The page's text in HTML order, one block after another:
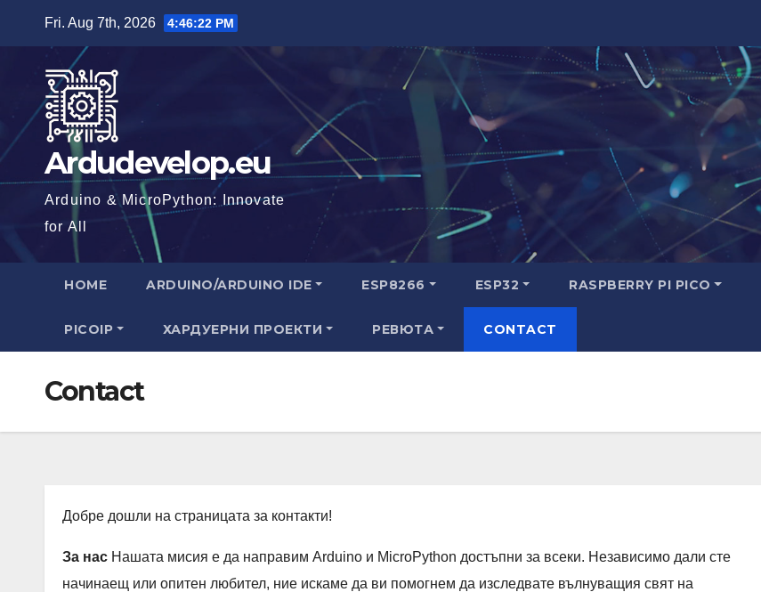
Fri. Aug 7th, 2026 4:46:23 PM
Ardudevelop.eu
Arduino & MicroPython: Innovate
for All
HOME ARDUINO/ARDUINO IDE ESP8266 ESP32 RASPBERRY PI PICO
PICOIP ХАРДУЕРНИ ПРОЕКТИ РЕВЮТА CONTACT
Contact
Добре дошли на страницата за контакти!
За нас Нашата мисия е да направим Arduino и MicroPython достъпни за всеки. Независимо дали сте
начинаещ или опитен любител, ние искаме да ви помогнем да изследвате вълнуващия свят на